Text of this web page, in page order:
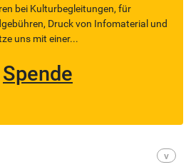
bei Kulturbegleitungen, für
Druck von Infomaterial und
uns mit einer...
Spende